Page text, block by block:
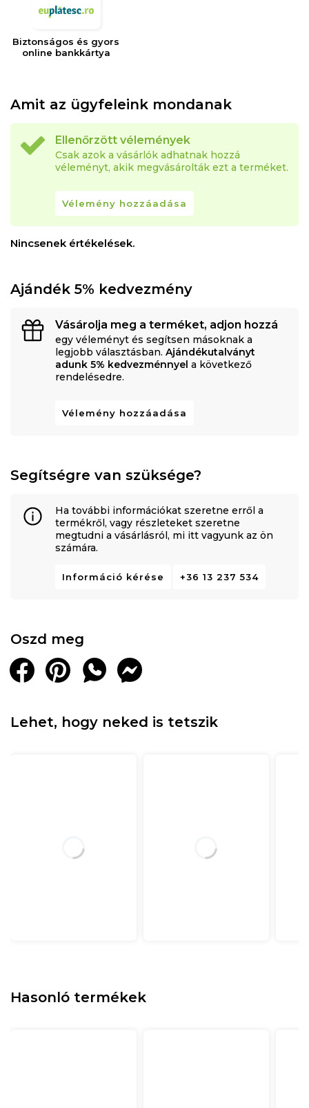
Biztonságos és gyors
online bankkártya
Amit az ügyfeleink mondanak
Ellenőrzött vélemények
Csak azok a vásárlók adhatnak hozzá
véleményt, akik megvásárolták ezt a terméket.
Vélemény hozzáadása
Nincsenek értékelések.
Ajándék 5% kedvezmény
Vásárolja meg a terméket, adjon hozzá
egy véleményt és segítsen másoknak a
legjobb választásban. Ajándékutalványt
adunk 5% kedvezménnyel a következő
rendelésedre.
Vélemény hozzáadása
Segítségre van szüksége?
Ha további információkat szeretne erről a
termékről, vagy részleteket szeretne
megtudni a vásárlásról, mi itt vagyunk az ön
számára.
Információ kérése +36 13 237 534
Oszd meg
Lehet, hogy neked is tetszik
Hasonló termékek